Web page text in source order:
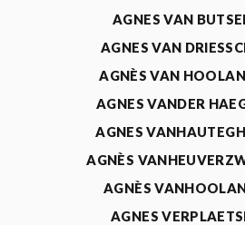
AGNES VAN
AGNES VAN
AGNÈS VAN
AGNES VANDER
AGNES
AGNÈS
AGNÈS
AGNES